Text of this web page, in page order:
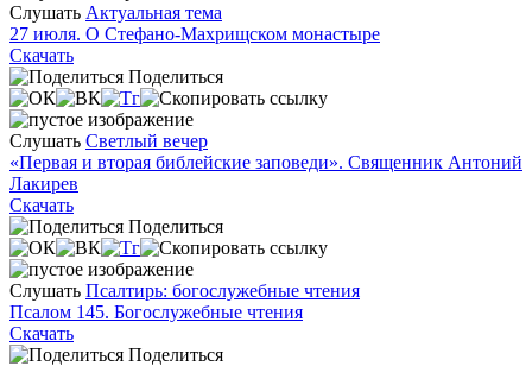
Слушать Актуальная тема
27 июля. О Стефано-Махрищском монастыре
Скачать
Поделиться
Слушать Светлый вечер
«Первая и вторая библейские заповеди». Священник Антоний
Лакирев
Скачать
Поделиться
Слушать Псалтирь: богослужебные чтения
Псалом 145. Богослужебные чтения
Скачать
Поделиться